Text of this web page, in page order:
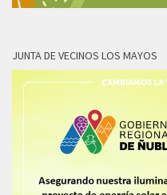
JUNTA DE VECINOS LOS MAYOS